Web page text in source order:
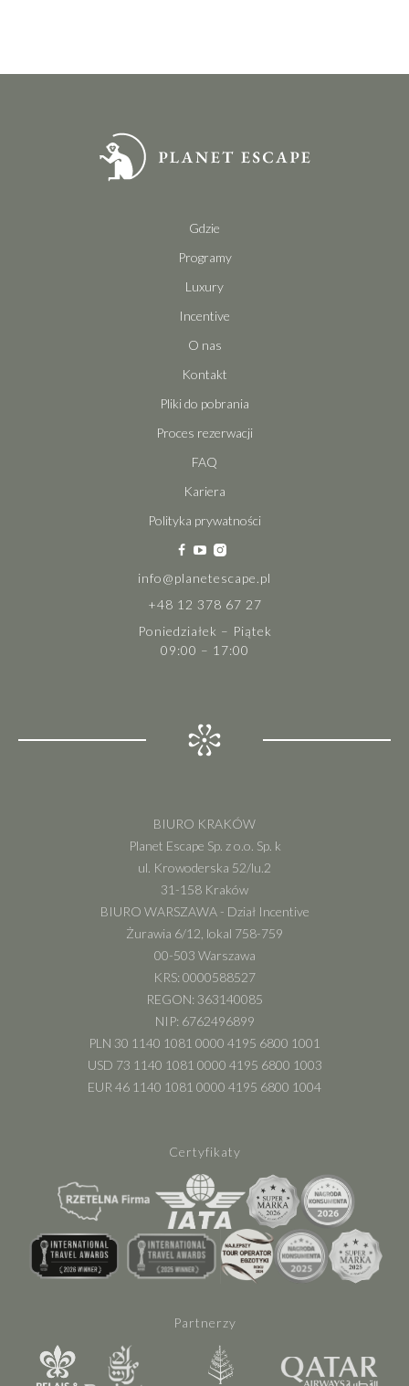
Gdzie
Programy
Luxury
Incentive
O nas
Kontakt
Pliki do pobrania
Proces rezerwacji
FAQ
Kariera
Polityka prywatności
info@planetescape.pl
+48 12 378 67 27
Poniedziałek – Piątek
09:00 – 17:00
BIURO KRAKÓW
Planet Escape Sp. z o.o. Sp. k
ul. Krowoderska 52/lu.2
31-158 Kraków
BIURO WARSZAWA - Dział Incentive
Żurawia 6/12, lokal 758-759
00-503 Warszawa
KRS: 0000588527
REGON: 363140085
NIP: 6762496899
PLN 30 1140 1081 0000 4195 6800 1001
USD 73 1140 1081 0000 4195 6800 1003
EUR 46 1140 1081 0000 4195 6800 1004
Certyfikaty
Partnerzy